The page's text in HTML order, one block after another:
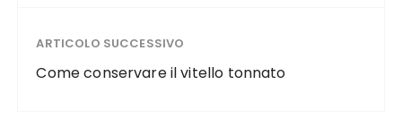
k
ARTICOLO SUCCESSIVO
Come conservare il vitello tonnato